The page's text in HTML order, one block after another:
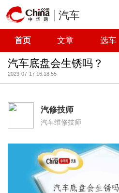
汽车
首页 文章 选车
汽车底盘会生锈吗？
2023-07-17 16:18:55
汽修技师
汽车维修技师